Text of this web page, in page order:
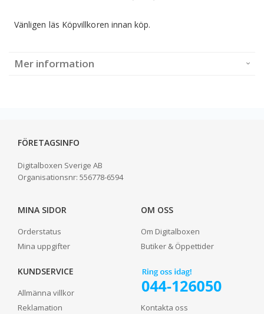
Vänligen läs Köpvillkoren innan köp.
Mer information
FÖRETAGSINFO
Digitalboxen Sverige AB
Organisationsnr: 556778-6594
MINA SIDOR
Orderstatus
Mina uppgifter
OM OSS
Om Digitalboxen
Butiker & Öppettider
KUNDSERVICE
Allmänna villkor
Reklamation
Kontakta oss